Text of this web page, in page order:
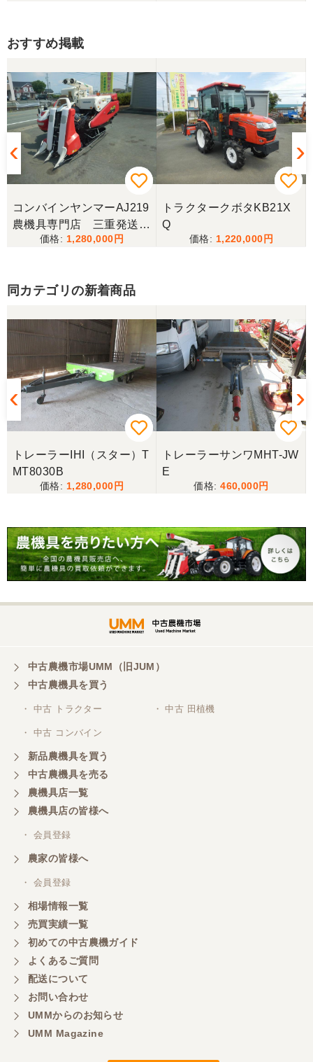
おすすめ掲載
コンバインヤンマーAJ219
農機具専門店 三重発送整
備済み
1,280,000
トラクタークボタKB21X
Q
1,220,000
同カテゴリの新着商品
トレーラーIHI（スター）T
MT8030B
1,280,000
トレーラーサンワMHT-JW
E
460,000
中古農機市場UMM（旧JUM）
中古農機具を買う
・ 中古 トラクター ・ 中古 田植機
・ 中古 コンバイン
新品農機具を買う
中古農機具を売る
農機具店一覧
農機具店の皆様へ
・ 会員登録
農家の皆様へ
・ 会員登録
相場情報一覧
売買実績一覧
初めての中古農機ガイド
よくあるご質問
配送について
お問い合わせ
UMMからのお知らせ
UMM Magazine